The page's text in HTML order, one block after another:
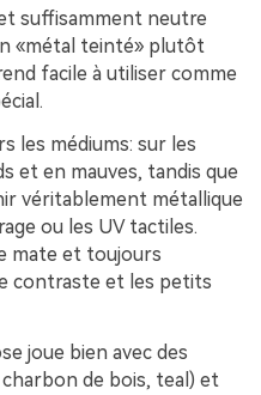
suffisamment neutre
«métal teinté» plutôt
facile à utiliser comme
les médiums: sur les
et en mauves, tandis que
véritablement métallique
ou les UV tactiles.
mate et toujours
contraste et les petits
joue bien avec des
de bois, teal) et